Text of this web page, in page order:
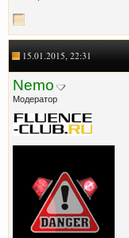
15.01.2015, 22:31
Nemo
Модератор